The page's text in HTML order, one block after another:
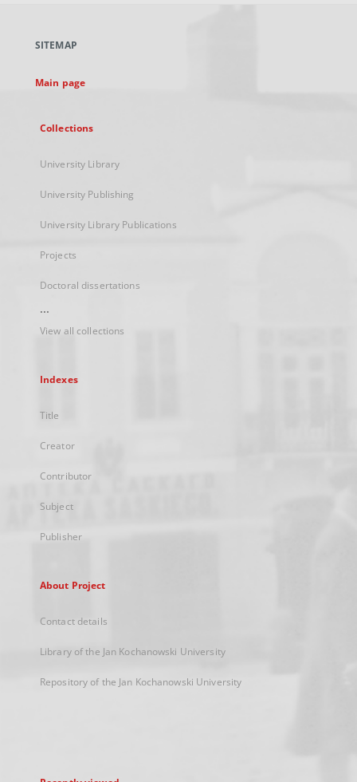
new
SITEMAP
Main page
Collections
University Library
University Publishing
University Library Publications
Projects
Doctoral dissertations
...
View all collections
Indexes
Title
Creator
Contributor
Subject
Publisher
About Project
Contact details
Library of the Jan Kochanowski University
Repository of the Jan Kochanowski University